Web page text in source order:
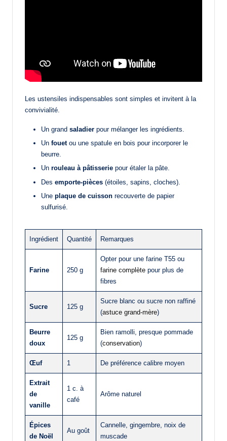
Les ustensiles indispensables sont simples et invitent à la
convivialité.
Un grand saladier pour mélanger les ingrédients.
Un fouetou une spatule en bois pour incorporer le
beurre.
Un rouleau à pâtisserie pour étaler la pâte.
Des emporte-pièces (étoiles, sapins, cloches).
Une plaque de cuisson recouverte de papier
sulfurisé.
Ingrédient Quantité Remarques
Farine 250 g
Opter pour une farine T55 ou
farine complète pour plus de
fibres
Sucre 125 g
Sucre blanc ou sucre non raffiné
(astuce grand-mère)
Beurre
doux
125 g
Bien ramolli, presque pommade
(conservation)
Œuf 1 De préférence calibre moyen
Extrait
de
vanille
1 c. à
café
Arôme naturel
Épices
de Noël
Au goût
Cannelle, gingembre, noix de
muscade